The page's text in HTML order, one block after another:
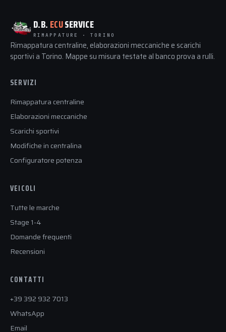
D.B. ECUSERVICE
RIMAPPATURE · TORINO
Rimappatura centraline, elaborazioni meccaniche e scarichi
sportivi a Torino. Mappe su misura testate al banco prova a rulli.
SERVIZI
Rimappatura centraline
Elaborazioni meccaniche
Scarichi sportivi
Modifiche in centralina
Configuratore potenza
VEICOLI
Tutte le marche
Stage 1-4
Domande frequenti
Recensioni
CONTATTI
+39 392 932 7013
WhatsApp
Email